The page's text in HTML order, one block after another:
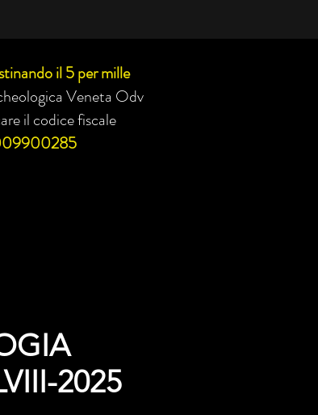
il 5 per mille
Veneta Odv
il codice fiscale
2025